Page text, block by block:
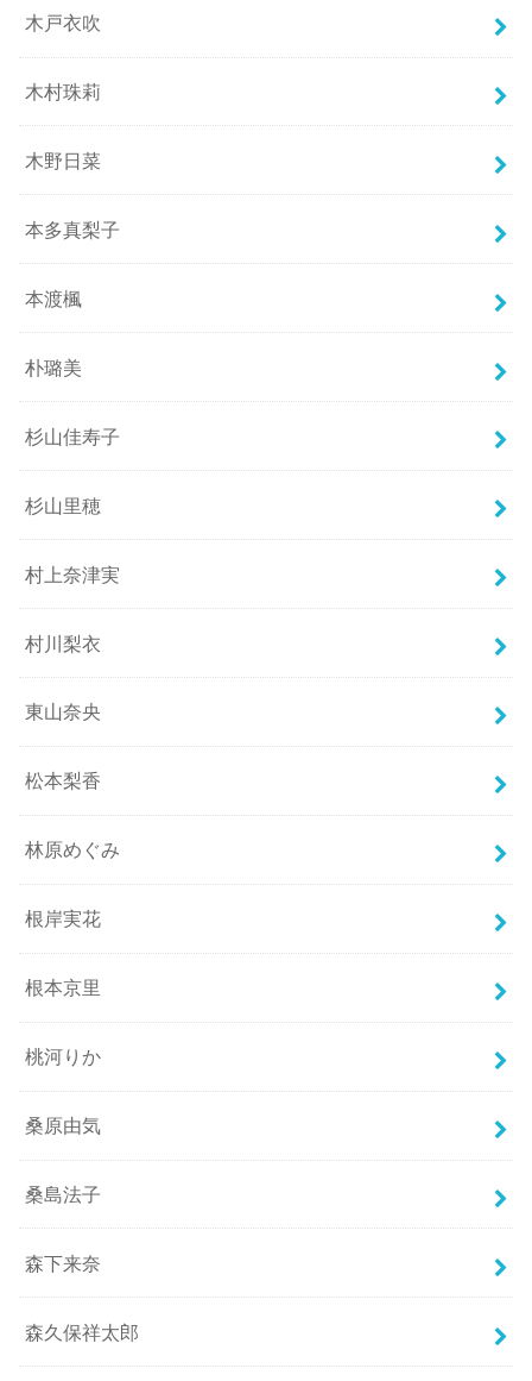
木戸衣吹
木村珠莉
木野日菜
本多真梨子
本渡楓
朴璐美
杉山佳寿子
杉山里穂
村上奈津実
村川梨衣
東山奈央
松本梨香
林原めぐみ
根岸実花
根本京里
桃河りか
桑原由気
桑島法子
森下来奈
森久保祥太郎